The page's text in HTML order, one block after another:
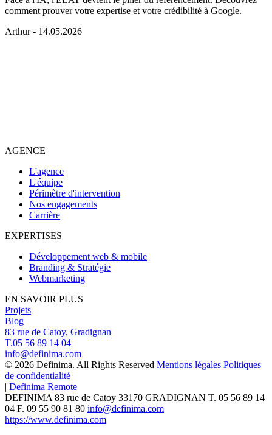
comment prouver votre expertise et votre crédibilité à Google.
Arthur- 14.05.2026
AGENCE
L'agence
L'équipe
Périmètre d'intervention
Nos engagements
Carrière
EXPERTISES
Développement web & mobile
Branding & Stratégie
Webmarketing
EN SAVOIR PLUS
Projets
Blog
83 rue de Catoy, Gradignan
T.05 56 89 14 04
info@definima.com
© 2026 Definima. All Rights Reserved Mentions légales Politiques
de confidentialité
| Definima Remote
DEFINIMA 83 rue de Catoy 33170 GRADIGNAN T. 05 56 89 14
04 F. 09 55 90 81 80 info@definima.com
https://www.definima.com